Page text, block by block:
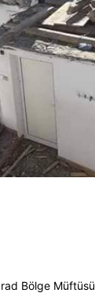
Bölge Müftüsü